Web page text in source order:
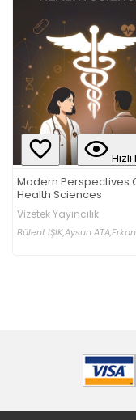
Modern Perspectives
Health Sciences
Vizetek Yayıncılık
Bülent IŞIK,Aysun ATA,Erkan